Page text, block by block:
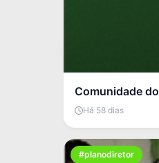
Comunidade
Há 58 dias
#planodiretor